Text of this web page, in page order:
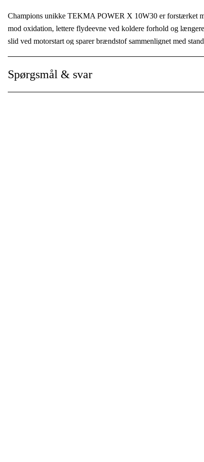
Champions unikke TEKMA POWER X 10W30 er forstærket
mod oxidation, lettere flydeevne ved koldere forhold og
slid ved motorstart og sparer brændstof sammenlignet med
Servicekittet indeholder
Spørgsmål & svar